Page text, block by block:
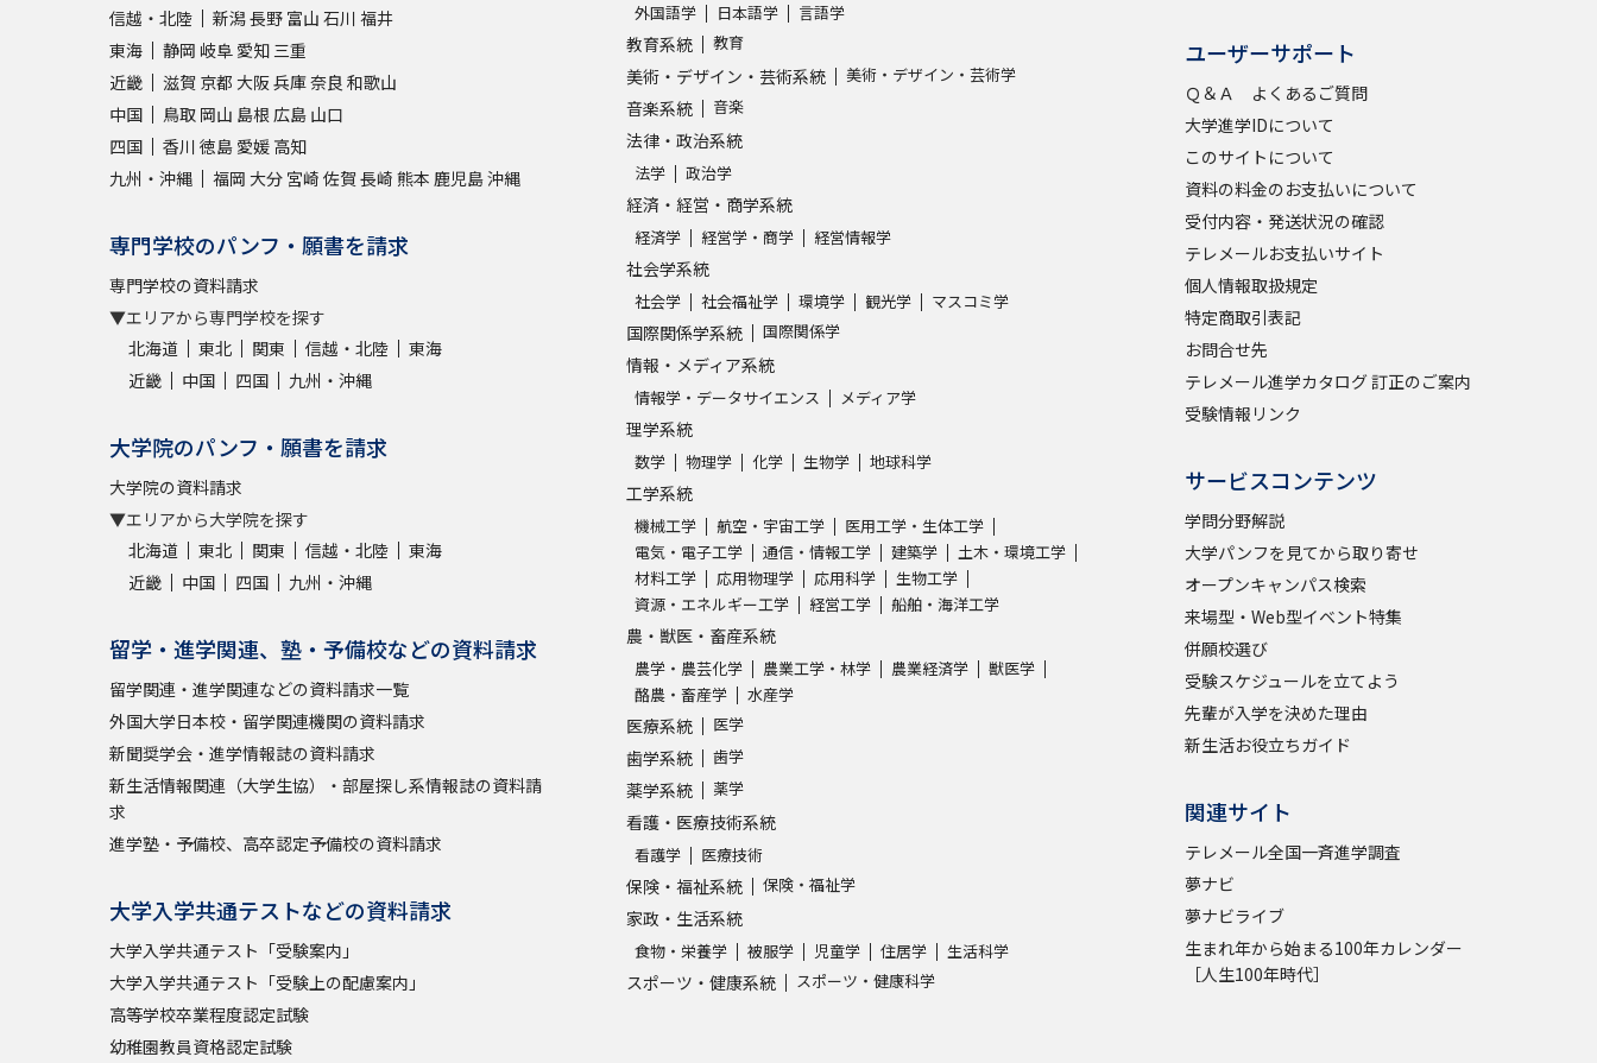
SELFBRAND特集ページ
オープンキャンパスなどを調べる
オープンキャンパス検索
受験準備 資料検索
志望校・出願校を調べる
学問発見 学問検索
大学で学びたい学問発見
学問の教科書 夢ナビライブ
ユーザーサポート
Ｑ＆Ａ よくあるご質問
このサイトについて
資料の料金のお支払いについて 受付内容・発送状況の確認 テレメールお支払いサイト
信越・北陸
新潟長野 富山 石川 福井
東海
静岡 岐阜 愛知 三重
近畿
滋賀 京都 大阪兵庫奈良 和歌山
中国
鳥取 岡山 島根 広島 山口
四国
香川 徳島 愛媛 高知
九州・沖縄
福岡 大分 宮崎 佐賀 長崎 熊本 鹿児島沖縄
専門学校のパンフ・願書を請求
専門学校の資料請求
▼エリアから専門学校を探す
北海道
東北 関東 信越・北陸
東海
近畿
中国 四国 九州・沖縄
大学院のパンフ・願書を請求
大学院の資料請求
▼エリアから大学院を探す
北海道
東北 関東 信越・北陸
東海
近畿
中国 四国 九州・沖縄
留学・進学関連、塾・予備校などの資料請求
留学関連・進学関連などの資料請求一覧
外国大学日本校・留学関連機関の資料請求
新聞奨学会・進学情報誌の資料請求
新生活情報関連（大学生協）・部屋探し系情報誌の資料請
求
進学塾・予備校、高卒認定予備校の資料請求
大学入学共通テストなどの資料請求
大学入学共通テスト「受験案内」
大学入学共通テスト「受験上の配慮案内」
高等学校卒業程度認定試験
幼稚園教員資格認定試験
外国語学 日本語学 言語学
教育系統 教育
美術・デザイン・芸術系統 美術・デザイン・芸術学
音楽系統 音楽
法律・政治系統
法学 政治学
経済・経営・商学系統
経済学 経営学・商学 経営情報学
社会学系統
社会学 社会福祉学 環境学 観光学 マスコミ学
国際関係学系統 国際関係学
情報・メディア系統
情報学・データサイエンス メディア学
理学系統
数学 物理学 化学 生物学 地球科学
工学系統
機械工学 航空・宇宙工学
医用工学・生体工学
電気・電子工学
通信・情報工学 建築学
土木・環境工学
材料工学
応用物理学 応用科学
生物工学
資源・エネルギー工学
経営工学 船舶・海洋工学
農・獣医・畜産系統
農学・農芸化学 農業工学・林学 農業経済学
獣医学
酪農・畜産学
水産学
医療系統 医学
歯学系統 歯学
薬学系統 薬学
看護・医療技術系統
看護学 医療技術
保険・福祉系統 保険・福祉学
家政・生活系統
食物・栄養学 被服学 児童学 住居学 生活科学
スポーツ・健康系統 スポーツ・健康科学
ユーザーサポート
Ｑ＆Ａ よくあるご質問
大学進学IDについて
このサイトについて
資料の料金のお支払いについて
受付内容・発送状況の確認
テレメールお支払いサイト
個人情報取扱規定
特定商取引表記
お問合せ先
テレメール進学カタログ 訂正のご案内
受験情報リンク
サービスコンテンツ
学問分野解説
大学パンフを見てから取り寄せ
オープンキャンパス検索
来場型・Web型イベント特集
併願校選び
受験スケジュールを立てよう
先輩が入学を決めた理由
新生活お役立ちガイド
関連サイト
テレメール全国一斉進学調査
夢ナビ
夢ナビライブ
生まれ年から始まる100年カレンダー
［人生100年時代］